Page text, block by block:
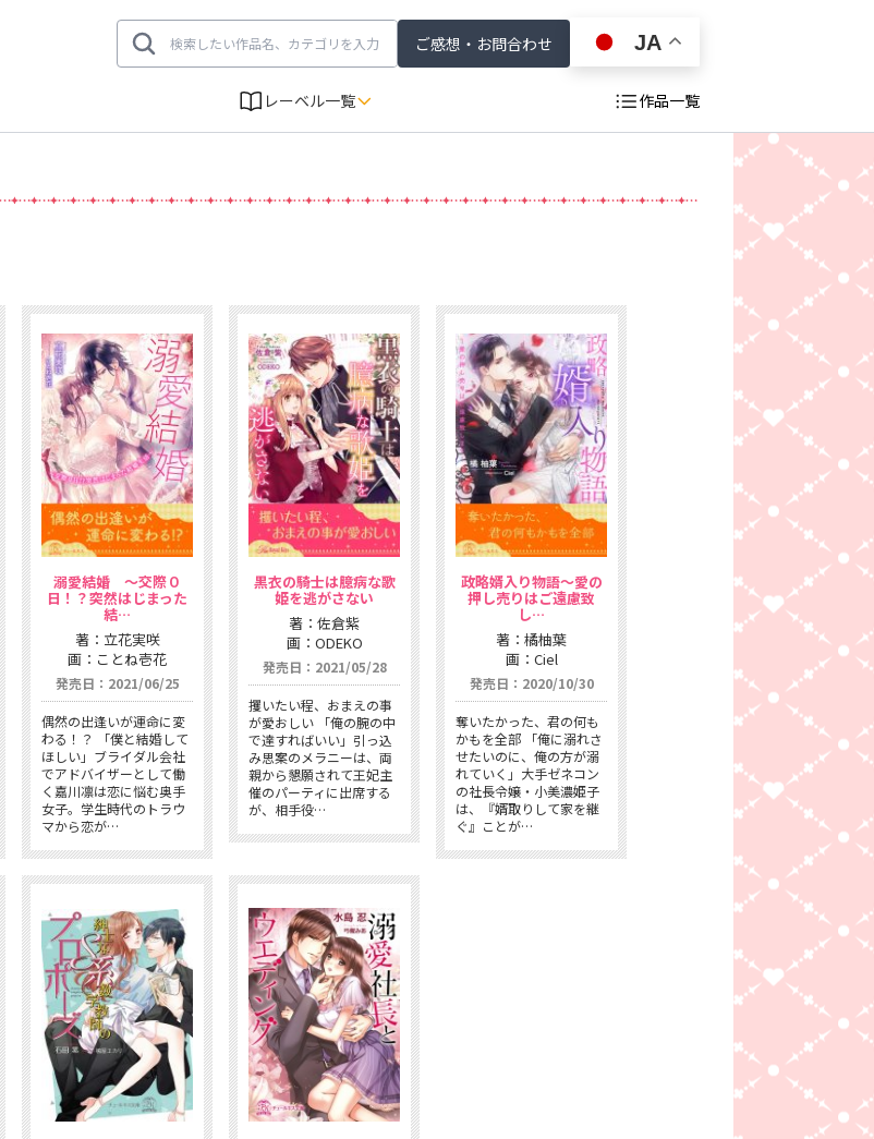
ご感想・お問合わせ JA
レーベル一覧 作品一覧
溺愛結婚 〜交際０
日！？突然はじまった
結…
著：立花実咲
画：ことね壱花
発売日：2021/06/25
偶然の出逢いが運命に変
わる！？ 「僕と結婚して
ほしい」ブライダル会社
でアドバイザーとして働
く嘉川凛は恋に悩む奥手
女子。学生時代のトラウ
マから恋が…
黒衣の騎士は臆病な歌
姫を逃がさない
著：佐倉紫
画：ODEKO
発売日：2021/05/28
攫いたい程、おまえの事
が愛おしい 「俺の腕の中
で達すればいい」引っ込
み思案のメラニーは、両
親から懇願されて王妃主
催のパーティに出席する
が、相手役…
政略婿入り物語〜愛の
押し売りはご遠慮致
し…
著：橘柚葉
画：Ciel
発売日：2020/10/30
奪いたかった、君の何も
かもを全部 「俺に溺れさ
せたいのに、俺の方が溺
れていく」大手ゼネコン
の社長令嬢・小美濃姫子
は、『婿取りして家を継
ぐ』ことが…